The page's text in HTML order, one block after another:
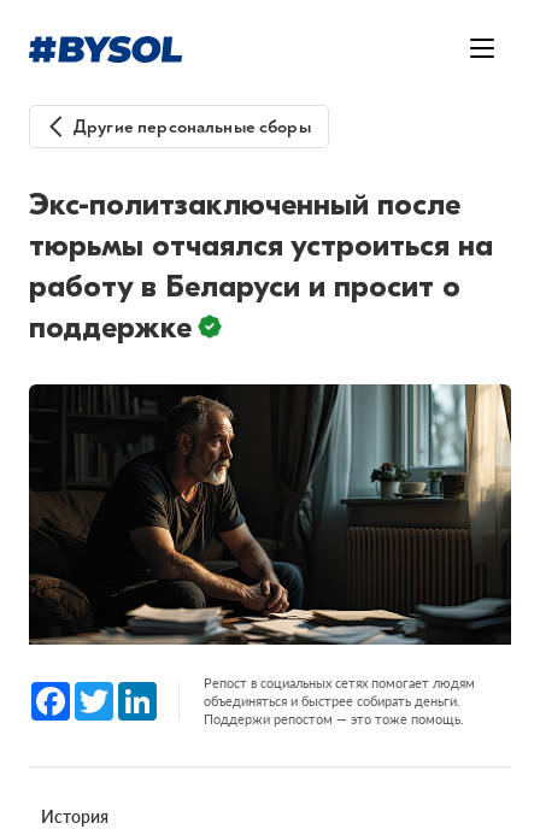
Другие персональные сборы
Экс-политзаключенный после
тюрьмы отчаялся устроиться на
работу в Беларуси и просит о
поддержке
Facebook
Twitter LinkedInРепост в социальных сетях помогает людям
объединяться и быстрее собирать деньги.
Поддержи репостом — это тоже помощь.
История